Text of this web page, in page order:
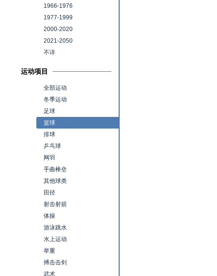
1966-1976
1977-1999
2000-2020
2021-2050
不详
运动项目
全部运动
冬季运动
足球
篮球
排球
乒乓球
网羽
手曲棒垒
其他球类
田径
射击射箭
体操
游泳跳水
水上运动
举重
搏击击剑
武术